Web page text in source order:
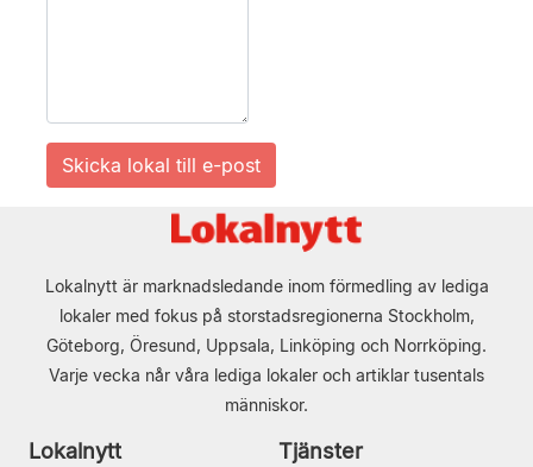
Lokalnytt är marknadsledande inom förmedling av lediga
lokaler med fokus på storstadsregionerna Stockholm,
Göteborg, Öresund, Uppsala, Linköping och Norrköping.
Varje vecka når våra lediga lokaler och artiklar tusentals
människor.
Lokalnytt Tjänster